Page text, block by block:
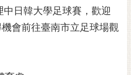
中日韓大學足球賽，歡迎
會前往臺南市立足球場觀